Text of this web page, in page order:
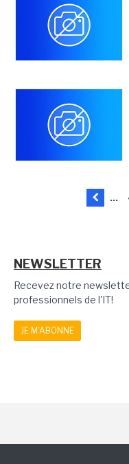
...
NEWSLETTER
Recevez notre
professionnels de l'IT!
JE M'ABONNE